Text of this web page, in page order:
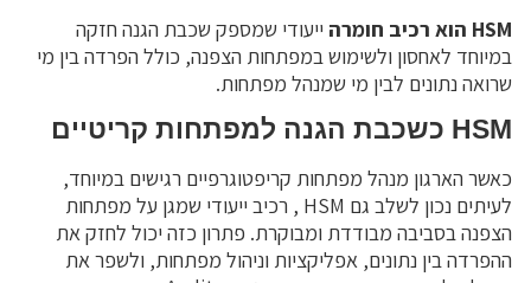
HSM הוא רכיב חומרה
ייעודי שמספק שכבת הגנה חזקה
במיוחד לאחסון ולשימוש במפתחות הצפנה, כולל הפרדה בין מי
שרואה נתונים לבין מי שמנהל מפתחות.
HSM כשכבת הגנה למפתחות קריטיים
כאשר הארגון מנהל מפתחות קריפטוגרפיים רגישים במיוחד,
לעיתים נכון לשלב גם HSM , רכיב ייעודי שמגן על מפתחות
הצפנה בסביבה מבודדת ומבוקרת. פתרון כזה יכול לחזק את
ההפרדה בין נתונים, אפליקציות וניהול מפתחות, ולשפר את